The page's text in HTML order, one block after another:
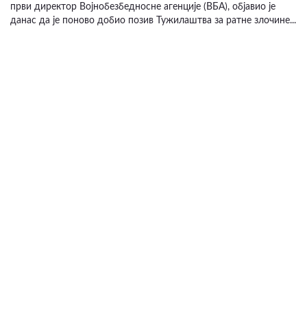
први директор Војнобезбедносне агенције (ВБА), објавио је
данас да је поново добио позив Тужилаштва за ратне злочине...